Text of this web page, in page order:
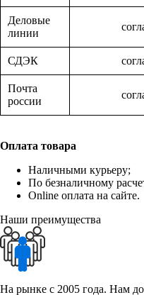
Деловые
линии
СДЭК
Почта
россии
Оплата товара
Наличными курьеру;
По безналичному
Online оплата на сайте.
Наши преимущества
На рынке с 2005 года. Нам